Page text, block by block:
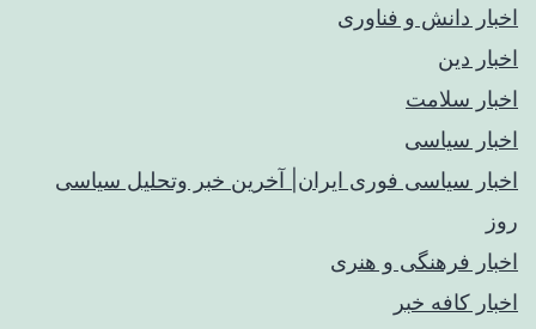
اخبار دانش و فناوری
اخبار دین
اخبار سلامت
اخبار سیاسی
اخبار سیاسی فوری ایران| آخرین خبر وتحلیل سیاسی
روز
اخبار فرهنگی و هنری
اخبار کافه خبر